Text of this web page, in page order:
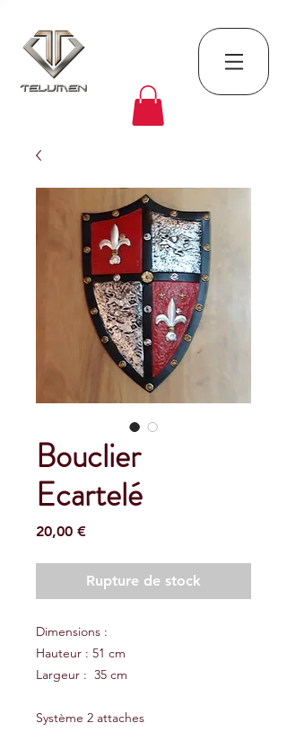
Bouclier
Ecartelé
20,00 €Prix
Rupture de stock
Dimensions :
Hauteur : 51 cm
Largeur : 35 cm
Système 2 attaches